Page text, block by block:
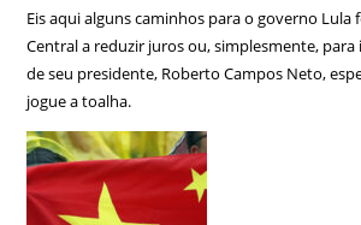
Eis aqui alguns caminhos para o governo Lula
Central a reduzir juros ou, simplesmente, para
de seu presidente, Roberto Campos Neto,
jogue a toalha.